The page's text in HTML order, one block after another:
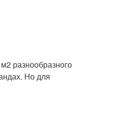
разнообразного
Но для